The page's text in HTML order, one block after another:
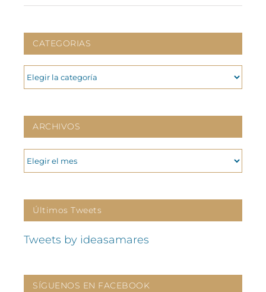
CATEGORIAS
CATEGORIAS
ARCHIVOS
ARCHIVOS
Últimos Tweets
Tweets by ideasamares
SÍGUENOS EN FACEBOOK